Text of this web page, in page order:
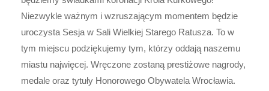
Niezwykle ważnym i wzruszającym momentem będzie
uroczysta Sesja w Sali Wielkiej Starego Ratusza. To w
tym miejscu podziękujemy tym, którzy oddają naszemu
miastu najwięcej. Wręczone zostaną prestiżowe nagrody,
medale oraz tytuły Honorowego Obywatela Wrocławia.